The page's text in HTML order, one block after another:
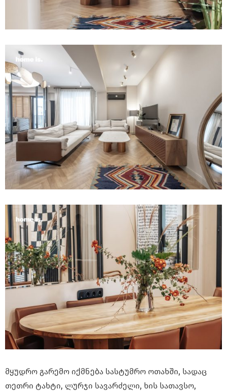
მყუდრო გარემო იქმნება სასტუმრო ოთახში, სადაც
თეთრი ტახტი, ლურჯი სავარძელი, ხის სათავსო,